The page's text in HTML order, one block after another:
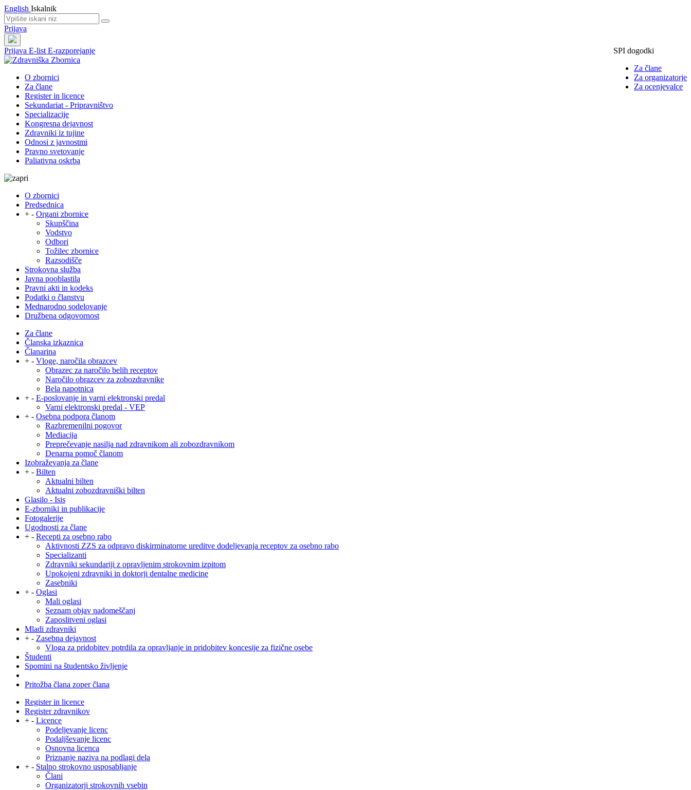
English Iskalnik
Prijava
Prijava
SPI dogodki
Za člane
Za organizatorje
Za ocenjevalce
E-list E-razporejanje
O zbornici
Za člane
Register in licence
Sekundariat - Pripravništvo
Specializacije
Kongresna dejavnost
Zdravniki iz tujine
Odnosi z javnostmi
Pravno svetovanje
Paliativna oskrba
O zbornici
Predsednica
+ - Organi zbornice
Skupščina
Vodstvo
Odbori
Tožilec zbornice
Razsodišče
Strokovna služba
Javna pooblastila
Pravni akti in kodeks
Podatki o članstvu
Mednarodno sodelovanje
Družbena odgovornost
Za člane
Članska izkaznica
Članarina
+ - Vloge, naročila obrazcev
Obrazec za naročilo belih receptov
Naročilo obrazcev za zobozdravnike
Bela napotnica
+ - E-poslovanje in varni elektronski predal
Varni elektronski predal - VEP
+ - Osebna podpora članom
Razbremenilni pogovor
Mediacija
Preprečevanje nasilja nad zdravnikom ali zobozdravnikom
Denarna pomoč članom
Izobraževanja za člane
+ - Bilten
Aktualni bilten
Aktualni zobozdravniški bilten
Glasilo - Isis
E-zborniki in publikacije
Fotogalerije
Ugodnosti za člane
+ - Recepti za osebno rabo
Aktivnosti ZZS za odpravo diskirminatorne ureditve dodeljevanja receptov za osebno rabo
Specializanti
Zdravniki sekundariji z opravljenim strokovnim izpitom
Upokojeni zdravniki in doktorji dentalne medicine
Zasebniki
+ - Oglasi
Mali oglasi
Seznam objav nadomeščanj
Zaposlitveni oglasi
Mladi zdravniki
+ - Zasebna dejavnost
Vloga za pridobitev potrdila za opravljanje in pridobitev koncesije za fizične osebe
Študenti
Spomini na študentsko življenje
Pritožba člana zoper člana
Register in licence
Register zdravnikov
+ - Licence
Podeljevanje licenc
Podaljševanje licenc
Osnovna licenca
Priznanje naziva na podlagi dela
+ - Stalno strokovno usposabljanje
Člani
Organizatorji strokovnih vsebin